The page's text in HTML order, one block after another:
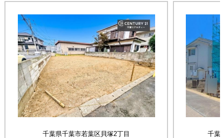
千葉県千葉市若葉区貝塚2丁目 千葉